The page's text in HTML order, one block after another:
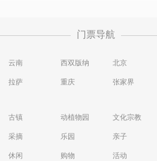
门票导航
云南 西双版纳 北京
拉萨 重庆 张家界
古镇 动植物园 文化宗教
采摘 乐园 亲子
休闲 购物 活动